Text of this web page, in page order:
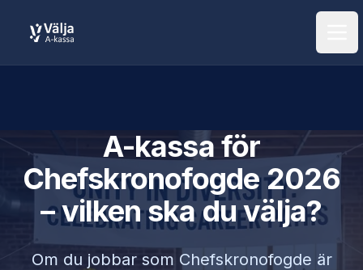
A-kassa för
Chefskronofogde2026
– vilken ska du välja?
Om du jobbar som Chefskronofogde är